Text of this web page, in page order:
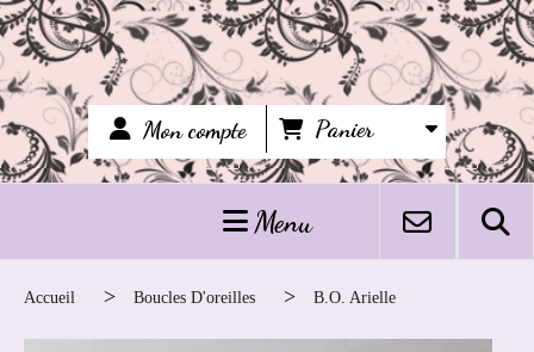
Mon compte Panier
Menu
Accueil Boucles D'oreilles B.o. Arielle